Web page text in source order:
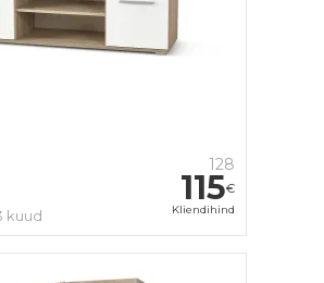
128
115€
Kliendihind
kuud